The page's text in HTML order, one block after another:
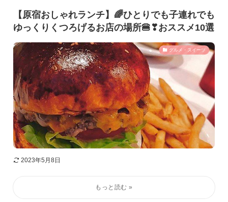
【原宿おしゃれランチ】🌈ひとりでも子連れでも
ゆっくりくつろげるお店の場所🍔❣おススメ10選
グルメ・スイーツ
2023年5月8日